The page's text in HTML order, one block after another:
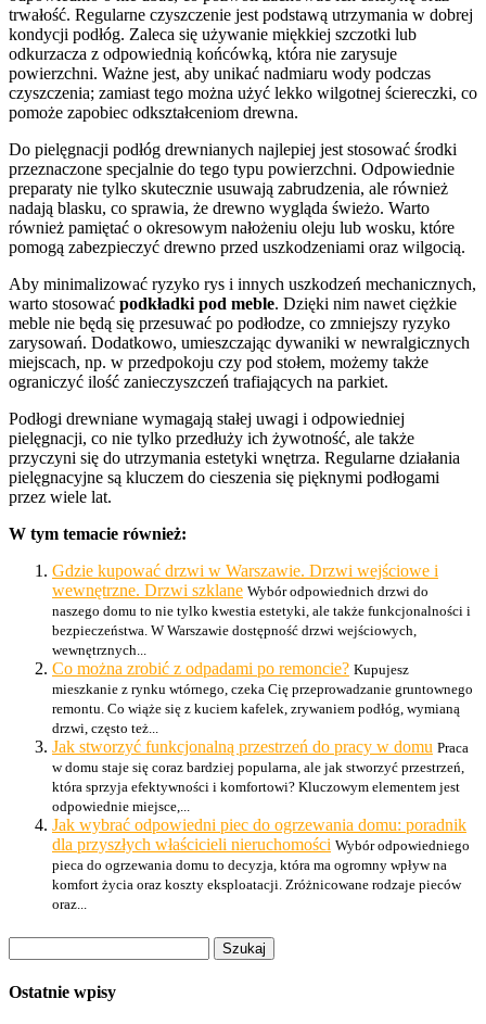
trwałość. Regularne czyszczenie jest podstawą utrzymania w dobrej
kondycji podłóg. Zaleca się używanie miękkiej szczotki lub
odkurzacza z odpowiednią końcówką, która nie zarysuje
powierzchni. Ważne jest, aby unikać nadmiaru wody podczas
czyszczenia; zamiast tego można użyć lekko wilgotnej ściereczki, co
pomoże zapobiec odkształceniom drewna.
Do pielęgnacji podłóg drewnianych najlepiej jest stosować środki
przeznaczone specjalnie do tego typu powierzchni. Odpowiednie
preparaty nie tylko skutecznie usuwają zabrudzenia, ale również
nadają blasku, co sprawia, że drewno wygląda świeżo. Warto
również pamiętać o okresowym nałożeniu oleju lub wosku, które
pomogą zabezpieczyć drewno przed uszkodzeniami oraz wilgocią.
Aby minimalizować ryzyko rys i innych uszkodzeń mechanicznych,
warto stosować podkładki pod meble. Dzięki nim nawet ciężkie
meble nie będą się przesuwać po podłodze, co zmniejszy ryzyko
zarysowań. Dodatkowo, umieszczając dywaniki w newralgicznych
miejscach, np. w przedpokoju czy pod stołem, możemy także
ograniczyć ilość zanieczyszczeń trafiających na parkiet.
Podłogi drewniane wymagają stałej uwagi i odpowiedniej
pielęgnacji, co nie tylko przedłuży ich żywotność, ale także
przyczyni się do utrzymania estetyki wnętrza. Regularne działania
pielęgnacyjne są kluczem do cieszenia się pięknymi podłogami
przez wiele lat.
W tym temacie również:
Gdzie kupować drzwi w Warszawie. Drzwi wejściowe i
wewnętrzne. Drzwi szklane Wybór odpowiednich drzwi do
naszego domu to nie tylko kwestia estetyki, ale także funkcjonalności i
bezpieczeństwa. W Warszawie dostępność drzwi wejściowych,
wewnętrznych...
Co można zrobić z odpadami po remoncie? Kupujesz
mieszkanie z rynku wtórnego, czeka Cię przeprowadzanie gruntownego
remontu. Co wiąże się z kuciem kafelek, zrywaniem podłóg, wymianą
drzwi, często też...
Jak stworzyć funkcjonalną przestrzeń do pracy w domu Praca
w domu staje się coraz bardziej popularna, ale jak stworzyć przestrzeń,
która sprzyja efektywności i komfortowi? Kluczowym elementem jest
odpowiednie miejsce,...
Jak wybrać odpowiedni piec do ogrzewania domu: poradnik
dla przyszłych właścicieli nieruchomości Wybór odpowiedniego
pieca do ogrzewania domu to decyzja, która ma ogromny wpływ na
komfort życia oraz koszty eksploatacji. Zróżnicowane rodzaje pieców
oraz...
Ostatnie wpisy